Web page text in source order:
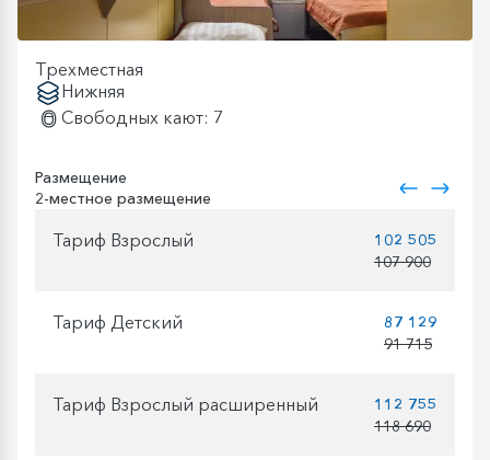
Трехместная
Нижняя
Свободных кают: 7
Размещение
2-местное размещение
Тариф Взрослый
102 505
107 900
Тариф Детский
87 129
91 715
Тариф Взрослый расширенный
112 755
118 690